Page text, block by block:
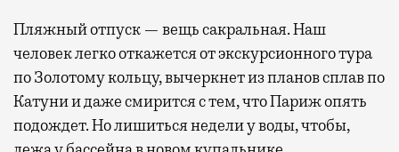
Пляжный отпуск — вещь сакральная. Наш
человек легко откажется от экскурсионного тура
по Золотому кольцу, вычеркнет из планов сплав по
Катуни и даже смирится с тем, что Париж опять
подождет. Но лишиться недели у воды, чтобы,